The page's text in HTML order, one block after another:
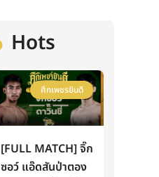
Hots
ศึกเพชรยินดี
[FULL MATCH] จิ๊ก
ซอว์ แอ๊ดสันป่าตอง